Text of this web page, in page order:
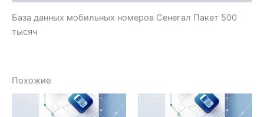
База данных мобильных номеров Сенегал Пакет 500
тысяч
Похожие